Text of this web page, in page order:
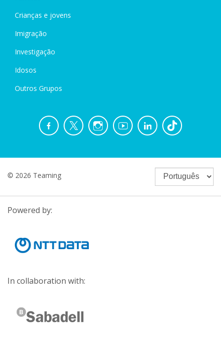
Crianças e jovens
Imigração
Investigação
Idosos
Outros Grupos
© 2026 Teaming
Powered by:
In collaboration with: